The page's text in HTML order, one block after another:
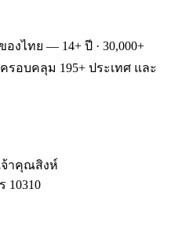
งไทย — 14+ ปี · 30,000+
ครอบคลุม 195+ ประเทศ และ
จ้าคุณสิงห์
10310